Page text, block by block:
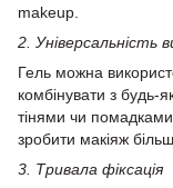
makeup.
2. Універсальність
Гель можна
комбінувати з будь-
тінями чи
зробити макіяж більш
3. Тривала фіксація